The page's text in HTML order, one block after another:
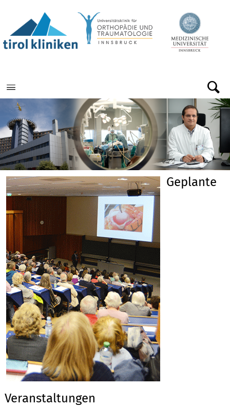
Geplante
Veranstaltungen